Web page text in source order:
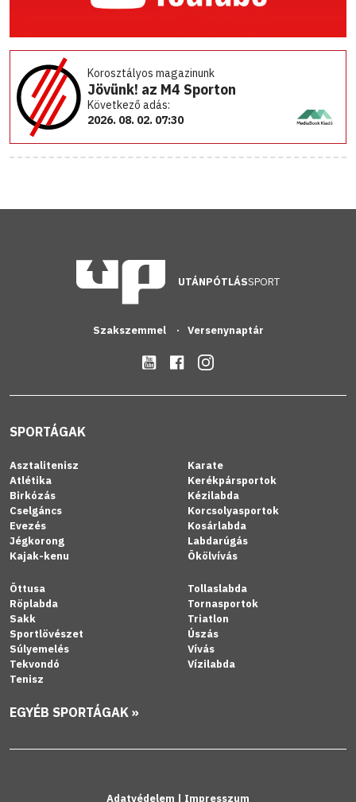
Korosztályos magazinunk
Jövünk! az M4 Sporton
Következő adás:
2026. 08. 02. 07:30
UTÁNPÓTLÁSSPORT
Szakszemmel Versenynaptár
SPORTÁGAK
Asztalitenisz
Atlétika
Birkózás
Cselgáncs
Evezés
Jégkorong
Kajak-kenu
Karate
Kerékpársportok
Kézilabda
Korcsolyasportok
Kosárlabda
Labdarúgás
Ökölvívás
Öttusa
Röplabda
Sakk
Sportlövészet
Súlyemelés
Tekvondó
Tenisz
Tollaslabda
Tornasportok
Triatlon
Úszás
Vívás
Vízilabda
EGYÉB SPORTÁGAK »
Adatvédelem | Impresszum